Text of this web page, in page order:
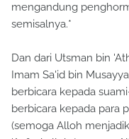
mengandung
semisalnya.*
Dan dari Utsman bin
Imam Sa'id bin
berbicara kepada
berbicara kepada para
(semoga Alloh